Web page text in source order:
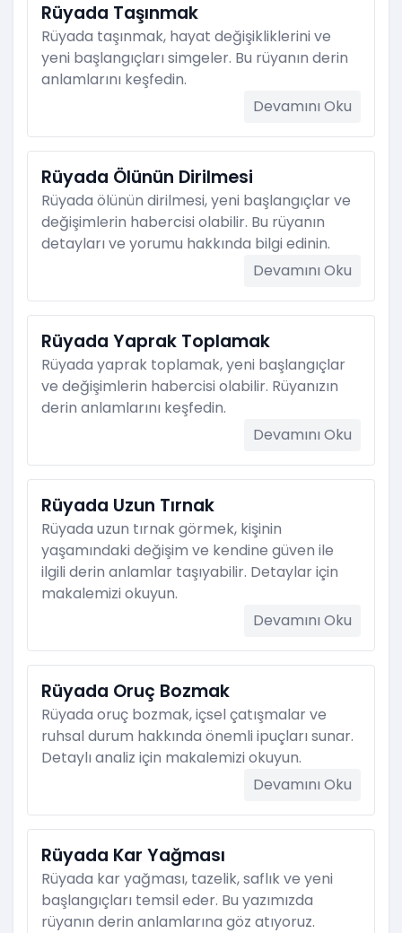
Rüyada Taşınmak
Rüyada taşınmak, hayat değişikliklerini ve
yeni başlangıçları simgeler. Bu rüyanın derin
anlamlarını keşfedin.
Devamını Oku
Rüyada Ölünün Dirilmesi
Rüyada ölünün dirilmesi, yeni başlangıçlar ve
değişimlerin habercisi olabilir. Bu rüyanın
detayları ve yorumu hakkında bilgi edinin.
Devamını Oku
Rüyada Yaprak Toplamak
Rüyada yaprak toplamak, yeni başlangıçlar
ve değişimlerin habercisi olabilir. Rüyanızın
derin anlamlarını keşfedin.
Devamını Oku
Rüyada Uzun Tırnak
Rüyada uzun tırnak görmek, kişinin
yaşamındaki değişim ve kendine güven ile
ilgili derin anlamlar taşıyabilir. Detaylar için
makalemizi okuyun.
Devamını Oku
Rüyada Oruç Bozmak
Rüyada oruç bozmak, içsel çatışmalar ve
ruhsal durum hakkında önemli ipuçları sunar.
Detaylı analiz için makalemizi okuyun.
Devamını Oku
Rüyada Kar Yağması
Rüyada kar yağması, tazelik, saflık ve yeni
başlangıçları temsil eder. Bu yazımızda
rüyanın derin anlamlarına göz atıyoruz.